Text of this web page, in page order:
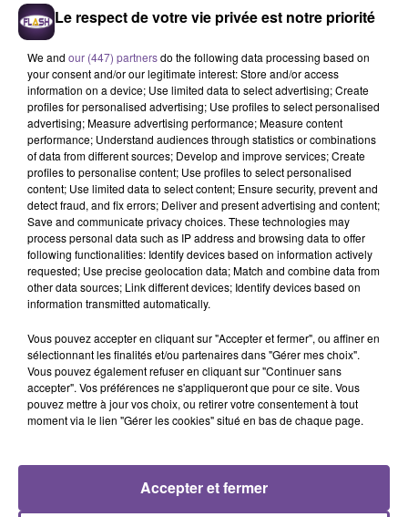
MYLÈNE FARMER
C'est À Qui Le Tour
KEVIN LYTTLE
Turn Me On
JUNGELI FEAT. EMMA
Juste Un Peu
13h35
13h35
PASSENGER
Let Her Go
13h32
13h32
JÉRÉMY FREROT
Frerot
13h26
13h26
JENNIFER LOPEZ
Save Me Tonight
Cet élément est masqué compte-tenu du refus du
dépôt de cookies que vous avez exprimé. Si vous
en cliquant sur le bouton ci-dessous.
Le respect de votre vie privée est notre priorité
We and our (447) partnersdo the following data processing based on
your consent and/or our legitimate interest: Store and/or access
information on a device; Use limited data to select advertising; Create
profiles for personalised advertising; Use profiles to select personalised
advertising; Measure advertising performance; Measure content
performance; Understand audiences through statistics or combinations
of data from different sources; Develop and improve services; Create
profiles to personalise content; Use profiles to select personalised
content; Use limited data to select content; Ensure security, prevent and
detect fraud, and fix errors; Deliver and present advertising and content;
Save and communicate privacy choices. These technologies may
process personal data such as IP address and browsing data to offer
following functionalities: Identify devices based on information actively
requested; Use precise geolocation data; Match and combine data from
other data sources; Link different devices; Identify devices based on
information transmitted automatically.
Vous pouvez accepter en cliquant sur "Accepter et fermer", ou affiner en
sélectionnant les finalités et/ou partenaires dans "Gérer mes choix".
Vous pouvez également refuser en cliquant sur "Continuer sans
accepter". Vos préférences ne s'appliqueront que pour ce site. Vous
pouvez mettre à jour vos choix, ou retirer votre consentement à tout
moment via le lien "Gérer les cookies" situé en bas de chaque page.
Accepter et fermer